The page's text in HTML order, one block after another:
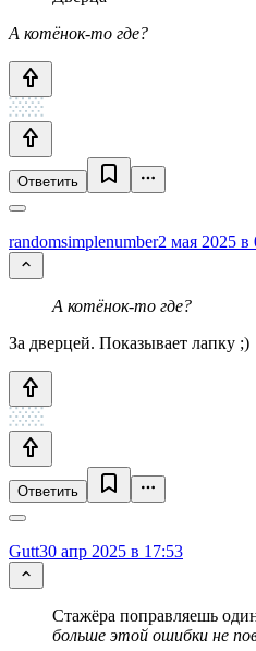
А котёнок-то где?
Ответить
randomsimplenumber2 мая 2025 в
А котёнок-то где?
За дверцей. Показывает лапку ;)
Ответить
Gutt30 апр 2025 в 17:53
Стажёра поправляешь
больше этой ошибки не